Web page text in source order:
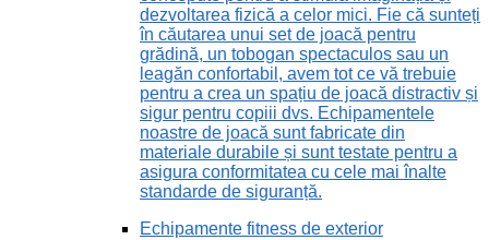
dezvoltarea fizică a celor mici. Fie că sunteți
în căutarea unui set de joacă pentru
grădină, un tobogan spectaculos sau un
leagăn confortabil, avem tot ce vă trebuie
pentru a crea un spațiu de joacă distractiv și
sigur pentru copiii dvs. Echipamentele
noastre de joacă sunt fabricate din
materiale durabile și sunt testate pentru a
asigura conformitatea cu cele mai înalte
standarde de siguranță.
Echipamente fitness de exterior